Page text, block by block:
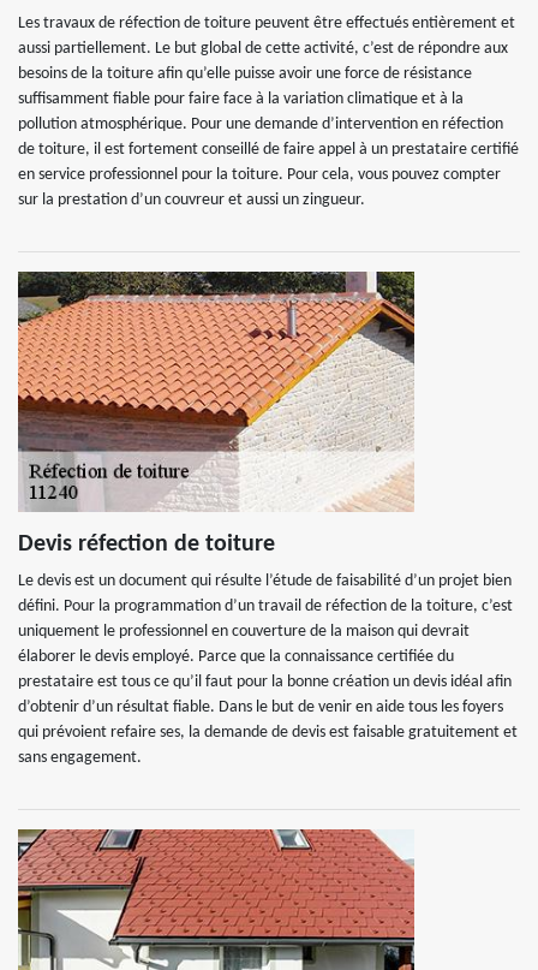
Les travaux de réfection de toiture peuvent être effectués entièrement et
aussi partiellement. Le but global de cette activité, c’est de répondre aux
besoins de la toiture afin qu’elle puisse avoir une force de résistance
suffisamment fiable pour faire face à la variation climatique et à la
pollution atmosphérique. Pour une demande d’intervention en réfection
de toiture, il est fortement conseillé de faire appel à un prestataire certifié
en service professionnel pour la toiture. Pour cela, vous pouvez compter
sur la prestation d’un couvreur et aussi un zingueur.
Devis réfection de toiture
Le devis est un document qui résulte l’étude de faisabilité d’un projet bien
défini. Pour la programmation d’un travail de réfection de la toiture, c’est
uniquement le professionnel en couverture de la maison qui devrait
élaborer le devis employé. Parce que la connaissance certifiée du
prestataire est tous ce qu’il faut pour la bonne création un devis idéal afin
d’obtenir d’un résultat fiable. Dans le but de venir en aide tous les foyers
qui prévoient refaire ses, la demande de devis est faisable gratuitement et
sans engagement.